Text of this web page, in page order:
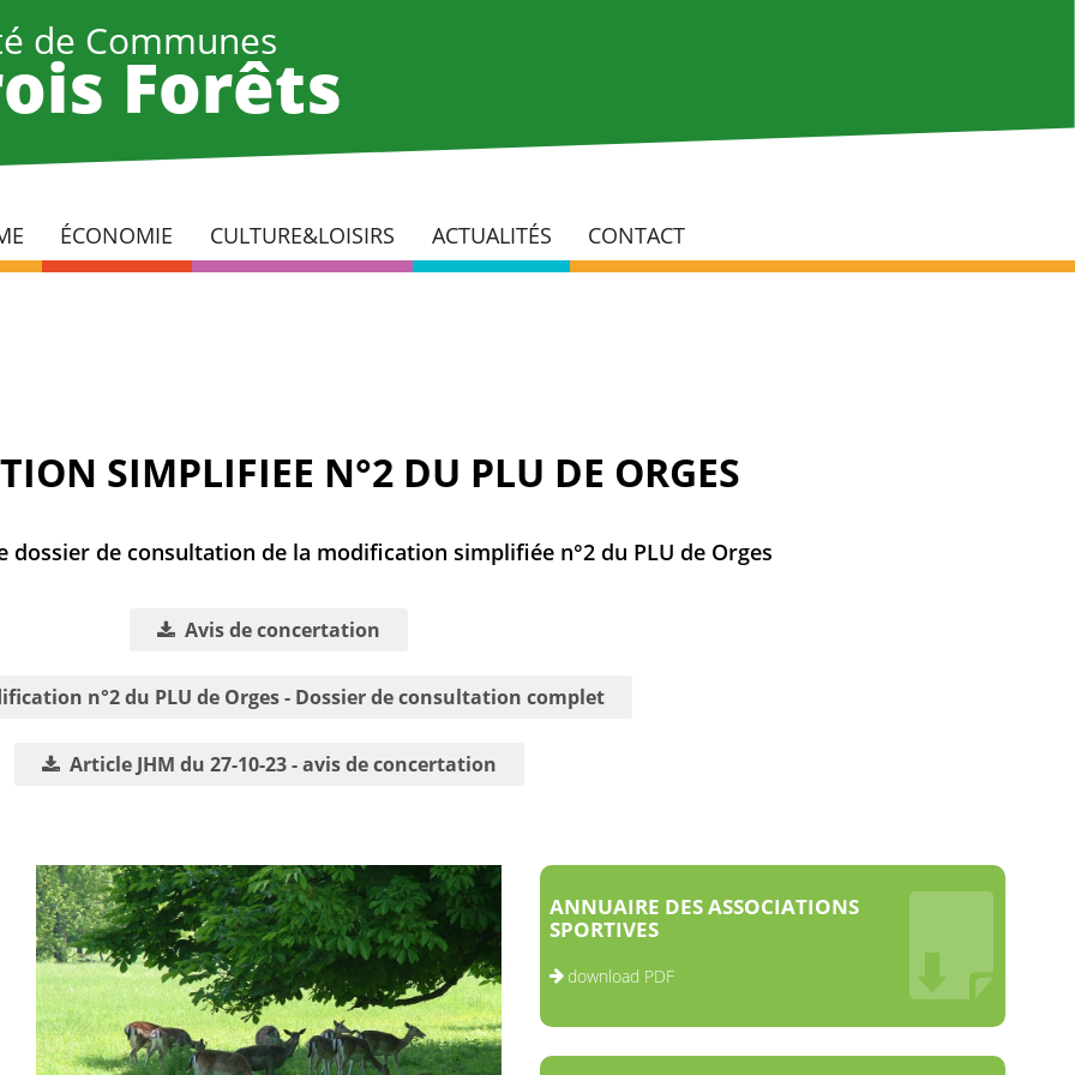
de Communes
Forêts
ÉCONOMIE CULTURE&LOISIRS ACTUALITÉS CONTACT
SIMPLIFIEE N°2 DU PLU DE ORGES
dossier de consultation de la modification simplifiée n°2 du PLU de Orges
Avis de concertation
n°2 du PLU de Orges - Dossier de consultation complet
Article JHM du 27-10-23 - avis de concertation
ANNUAIRE DES ASSOCIATIONS
SPORTIVES
download PDF